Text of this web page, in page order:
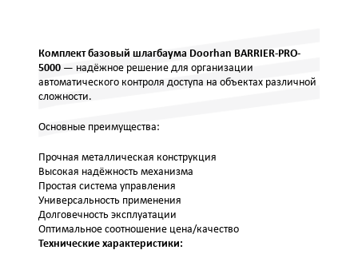
Комплект базовый шлагбаума Doorhan BARRIER-PRO-
5000 — надёжное решение для организации
автоматического контроля доступа на объектах различной
сложности.
Основные преимущества:
Прочная металлическая конструкция
Высокая надёжность механизма
Простая система управления
Универсальность применения
Долговечность эксплуатации
Оптимальное соотношение цена/качество
Технические характеристики: